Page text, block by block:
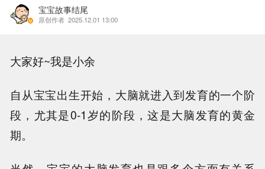
宝宝故事结尾
原创作者 2025.12.01 13:00
大家好~我是小余
自从宝宝出生开始，大脑就进入到发育的一个阶
段，尤其是0-1岁的阶段，这是大脑发育的黄金
期。